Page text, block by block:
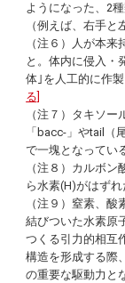
ようになった、2
（例えば、右手と
（注６）人が本
と。体内に侵入・
体｣を人工的に作
る]
（注７）タキソ
「 bacc-」やtail （
で一塊となってい
（注８）カルボ
ら水素(H)がはずれ
（注９）窒素、
結びついた水素原
つくる引力的相互
構造を形成する際
の重要な駆動力と